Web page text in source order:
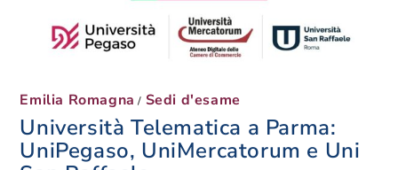
Emilia Romagna / Sedi d'esame
Università Telematica a Parma:
UniPegaso, UniMercatorum e Uni